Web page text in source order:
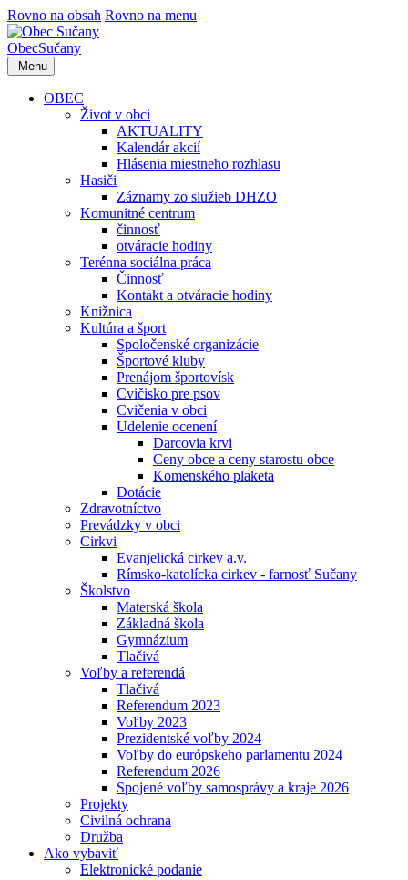
Rovno na obsah Rovno na menu
ObecSučany
Menu
OBEC
Život v obci
AKTUALITY
Kalendár akcií
Hlásenia miestneho rozhlasu
Hasiči
Záznamy zo služieb DHZO
Komunitné centrum
činnosť
otváracie hodiny
Terénna sociálna práca
Činnosť
Kontakt a otváracie hodiny
Knižnica
Kultúra a šport
Spoločenské organizácie
Športové kluby
Prenájom športovísk
Cvičisko pre psov
Cvičenia v obci
Udelenie ocenení
Darcovia krvi
Ceny obce a ceny starostu obce
Komenského plaketa
Dotácie
Zdravotníctvo
Prevádzky v obci
Cirkvi
Evanjelická cirkev a.v.
Rímsko-katolícka cirkev - farnosť Sučany
Školstvo
Materská škola
Základná škola
Gymnázium
Tlačivá
Voľby a referendá
Tlačivá
Referendum 2023
Voľby 2023
Prezidentské voľby 2024
Voľby do európskeho parlamentu 2024
Referendum 2026
Spojené voľby samosprávy a kraje 2026
Projekty
Civilná ochrana
Družba
Ako vybaviť
Elektronické podanie